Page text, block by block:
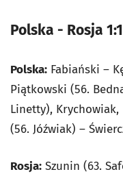
Polska - Rosja 1:1
Polska: Fabiański –
Piątkowski (56.
Linetty), Krychowiak,
(56. Jóźwiak) –
Rosja: Szunin (63.